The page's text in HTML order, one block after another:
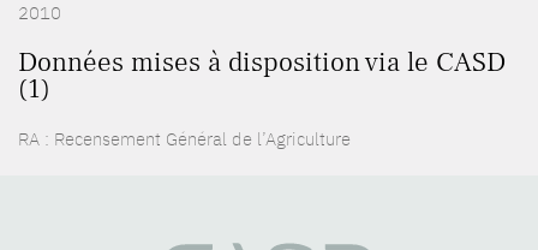
2010
Données mises à disposition via le CASD
(1)
RA : Recensement Général de l’Agriculture